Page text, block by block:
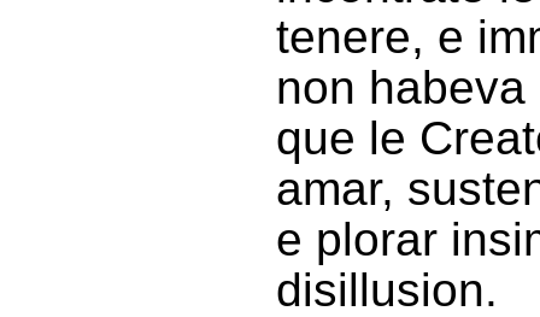
tenere, e
non
que le
amar,
e plorar
disillusion.